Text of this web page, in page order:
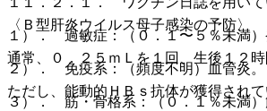
１）． 過敏症：（０．１〜５％未満）
２）． 免疫系：（頻度不明）血管炎。
３）． 筋・骨格系：（０．１％未満）
〈Ｂ型肝炎ウイルス母子感染の予防〉
通常、０．２５ｍＬを１回、生後１２
ただし、能動的ＨＢｓ抗体が獲得され